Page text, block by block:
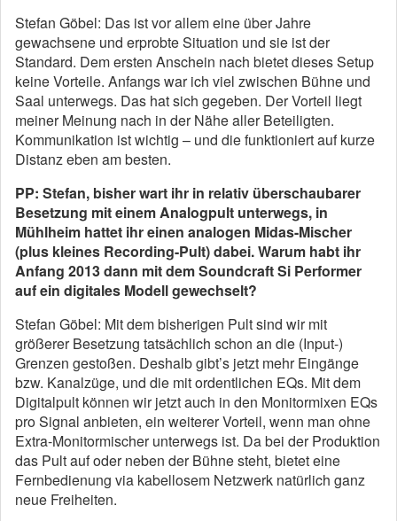
Stefan Göbel: Das ist vor allem eine über Jahre
gewachsene und erprobte Situation und sie ist der
Standard. Dem ersten Anschein nach bietet dieses Setup
keine Vorteile. Anfangs war ich viel zwischen Bühne und
Saal unterwegs. Das hat sich gegeben. Der Vorteil liegt
meiner Meinung nach in der Nähe aller Beteiligten.
Kommunikation ist wichtig – und die funktioniert auf kurze
Distanz eben am besten.
PP: Stefan, bisher wart ihr in relativ überschaubarer
Besetzung mit einem Analogpult unterwegs, in
Mühlheim hattet ihr einen analogen Midas-Mischer
(plus kleines Recording-Pult) dabei. Warum habt ihr
Anfang 2013 dann mit dem Soundcraft Si Performer
auf ein digitales Modell gewechselt?
Stefan Göbel: Mit dem bisherigen Pult sind wir mit
größerer Besetzung tatsächlich schon an die (Input-)
Grenzen gestoßen. Deshalb gibt’s jetzt mehr Eingänge
bzw. Kanalzüge, und die mit ordentlichen EQs. Mit dem
Digitalpult können wir jetzt auch in den Monitormixen EQs
pro Signal anbieten, ein weiterer Vorteil, wenn man ohne
Extra-Monitormischer unterwegs ist. Da bei der Produktion
das Pult auf oder neben der Bühne steht, bietet eine
Fernbedienung via kabellosem Netzwerk natürlich ganz
neue Freiheiten.